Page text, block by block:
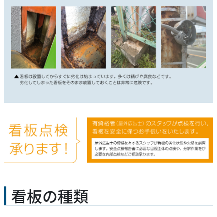
看板の種類